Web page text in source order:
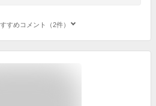
すめコメント（2件）